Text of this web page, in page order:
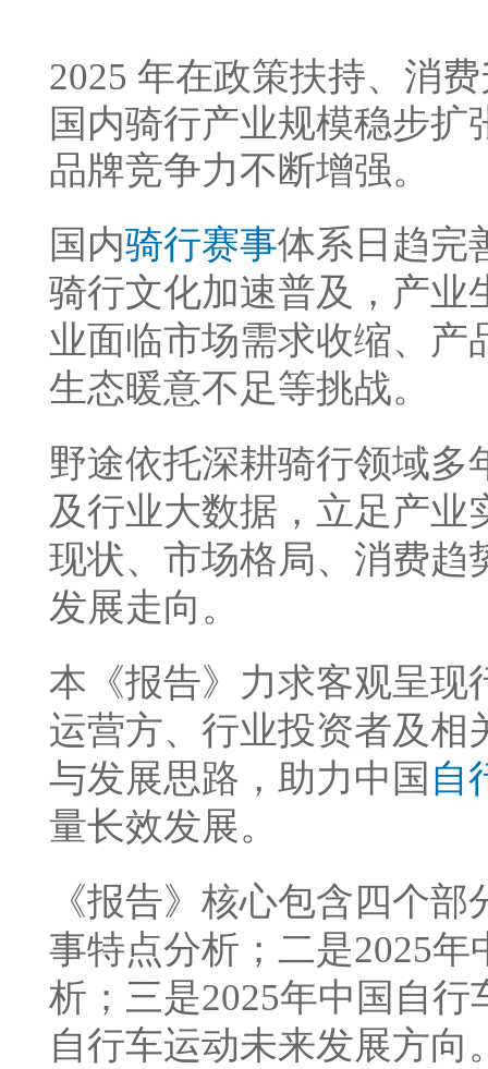
2025 年在政策扶持、消
国内骑行产业规模稳步扩
品牌竞争力不断增强。
国内骑行赛事体系日趋完
骑行文化加速普及，产业
业面临市场需求收缩、产
生态暖意不足等挑战。
野途依托深耕骑行领域多
及行业大数据，立足产业
现状、市场格局、消费趋
发展走向。
本《报告》力求客观呈现
运营方、行业投资者及相
与发展思路，助力中国 自
量长效发展。
《报告》核心包含四个
事特点分析；二是2025
析；三是2025年中国自
自行车运动未来发展方向